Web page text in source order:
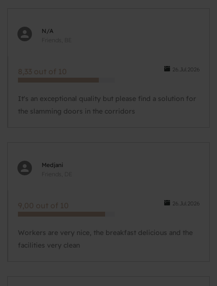
N/A
Friends, BE
26.Jul.2026
8,33 out of 10
It's an exceptional quality but please find a solution for
the slamming doors in the corridors
Medjani
Friends, DE
26.Jul.2026
9,00 out of 10
Workers are very nice, the breakfast delicious and the
facilities very clean